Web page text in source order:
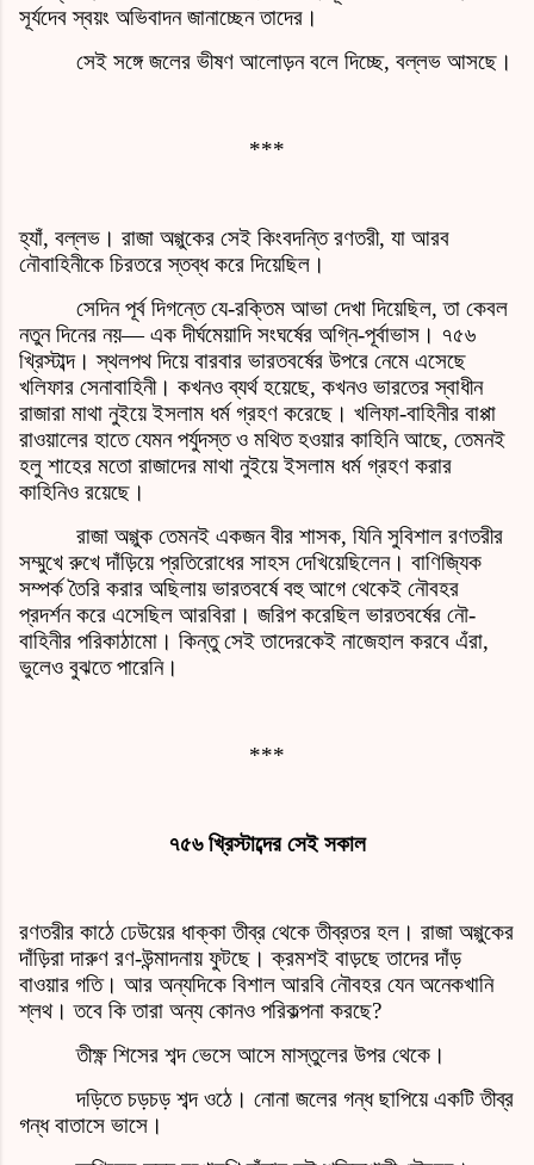
সূর্যদেব স্বয়ং অভিবাদন জানাচ্ছেন তাদের।
সেই সঙ্গে জলের ভীষণ আলোড়ন বলে দিচ্ছে, বল্লভ আসছে।
***
হ্যাঁ, বল্লভ। রাজা অগ্গুকের সেই কিংবদন্তি রণতরী, যা আরব
নৌবাহিনীকে চিরতরে স্তব্ধ করে দিয়েছিল।
সেদিন পূর্ব দিগন্তে যে-রক্তিম আভা দেখা দিয়েছিল, তা কেবল
নতুন দিনের নয়— এক দীর্ঘমেয়াদি সংঘর্ষের অগ্নি-পূর্বাভাস। ৭৫৬
খ্রিস্টাব্দ। স্থলপথ দিয়ে বারবার ভারতবর্ষের উপরে নেমে এসেছে
খলিফার সেনাবাহিনী। কখনও ব্যর্থ হয়েছে, কখনও ভারতের স্বাধীন
রাজারা মাথা নুইয়ে ইসলাম ধর্ম গ্রহণ করেছে। খলিফা-বাহিনীর বাপ্পা
রাওয়ালের হাতে যেমন পর্যুদস্ত ও মথিত হওয়ার কাহিনি আছে, তেমনই
হলু শাহের মতো রাজাদের মাথা নুইয়ে ইসলাম ধর্ম গ্রহণ করার
কাহিনিও রয়েছে।
রাজা অগ্গুক তেমনই একজন বীর শাসক, যিনি সুবিশাল রণতরীর
সম্মুখে রুখে দাঁড়িয়ে প্রতিরোধের সাহস দেখিয়েছিলেন। বাণিজ্যিক
সম্পর্ক তৈরি করার অছিলায় ভারতবর্ষে বহু আগে থেকেই নৌবহর
প্রদর্শন করে এসেছিল আরবিরা। জরিপ করেছিল ভারতবর্ষের নৌ-
বাহিনীর পরিকাঠামো। কিন্তু সেই তাদেরকেই নাজেহাল করবে এঁরা,
ভুলেও বুঝতে পারেনি।
***
৭৫৬ খ্রিস্টাব্দের সেই সকাল
রণতরীর কাঠে ঢেউয়ের ধাক্কা তীব্র থেকে তীব্রতর হল। রাজা অগ্গুকের
দাঁড়িরা দারুণ রণ-উন্মাদনায় ফুটছে। ক্রমশই বাড়ছে তাদের দাঁড়
বাওয়ার গতি। আর অন্যদিকে বিশাল আরবি নৌবহর যেন অনেকখানি
শ্লথ। তবে কি তারা অন্য কোনও পরিকল্পনা করছে?
তীক্ষ্ণ শিসের শব্দ ভেসে আসে মাস্তুলের উপর থেকে।
দড়িতে চড়চড় শব্দ ওঠে। নোনা জলের গন্ধ ছাপিয়ে একটি তীব্র
গন্ধ বাতাসে ভাসে।